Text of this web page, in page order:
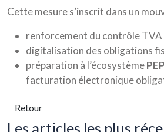
Cette mesure s’inscrit dans un
renforcement du contrôle TVA
digitalisation des obligations
préparation à l’écosystème
facturation électronique
Retour
les articles les plus